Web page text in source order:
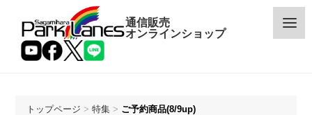
通信販売
オンラインショップ
トップページ > 特集 > ご予約商品(8/9up)